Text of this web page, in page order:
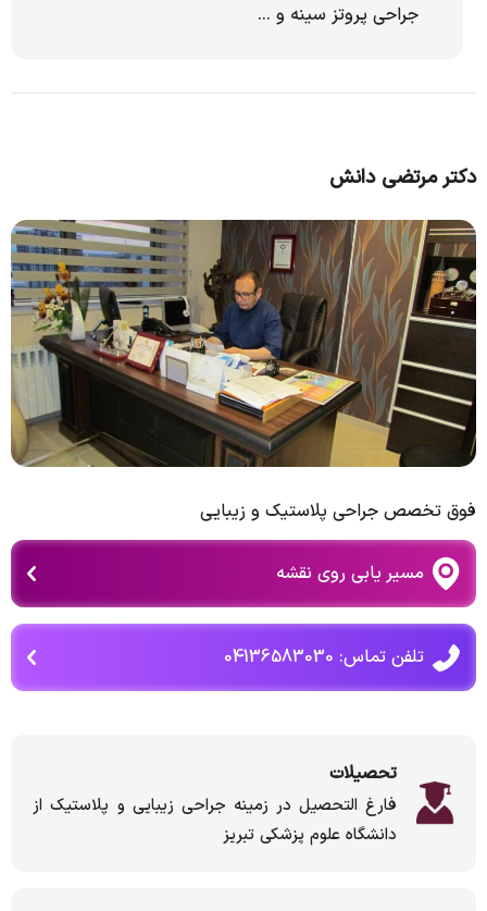
جراحی پروتز سینه و ...
دکتر مرتضی دانش
فوق تخصص جراحی پلاستیک و زیبایی
مسیر یابی روی نقشه
تلفن تماس: 04136583030
تحصیلات
فارغ التحصیل در زمینه جراحی زیبایی و پلاستیک از
دانشگاه علوم پزشکی تبریز